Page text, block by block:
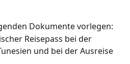
Dokumente vorlegen:
Reisepass bei der
und bei der Ausreise